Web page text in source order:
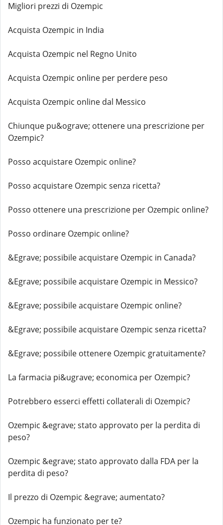
Migliori prezzi di Ozempic
Acquista Ozempic in India
Acquista Ozempic nel Regno Unito
Acquista Ozempic online per perdere peso
Acquista Ozempic online dal Messico
Chiunque pu&ograve; ottenere una prescrizione per
Ozempic?
Posso acquistare Ozempic online?
Posso acquistare Ozempic senza ricetta?
Posso ottenere una prescrizione per Ozempic online?
Posso ordinare Ozempic online?
&Egrave; possibile acquistare Ozempic in Canada?
&Egrave; possibile acquistare Ozempic in Messico?
&Egrave; possibile acquistare Ozempic online?
&Egrave; possibile acquistare Ozempic senza ricetta?
&Egrave; possibile ottenere Ozempic gratuitamente?
La farmacia pi&ugrave; economica per Ozempic?
Potrebbero esserci effetti collaterali di Ozempic?
Ozempic &egrave; stato approvato per la perdita di
peso?
Ozempic &egrave; stato approvato dalla FDA per la
perdita di peso?
Il prezzo di Ozempic &egrave; aumentato?
Ozempic ha funzionato per te?